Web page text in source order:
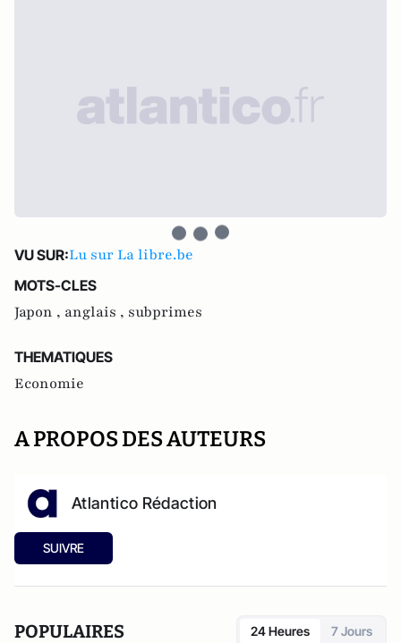
VU SUR:Lu sur La libre.be
MOTS-CLES
Japon , anglais , subprimes
THEMATIQUES
Economie
A PROPOS DES AUTEURS
Atlantico Rédaction
SUIVRE
POPULAIRES 24 Heures 7 Jours